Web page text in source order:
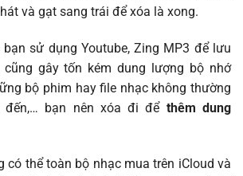
và gạt sang trái để xóa là xong.
bạn sử dụng Youtube, Zing MP3 để lưu
cũng gây tốn kém dung lượng bộ nhớ
bộ phim hay file nhạc không thường
đến,… bạn nên xóa đi để thêm dung
có thể toàn bộ nhạc mua trên iCloud và